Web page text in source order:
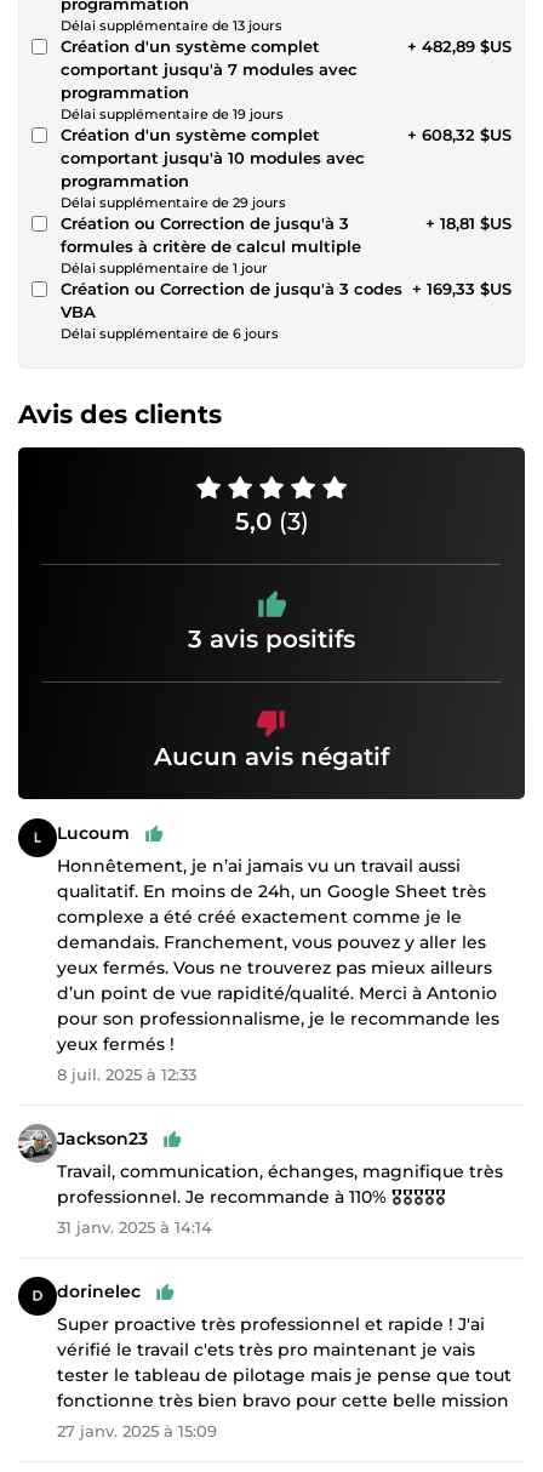
Délai supplémentaire de 13 jours
Création d'un système complet
comportant jusqu'à 7 modules avec
programmation
Délai supplémentaire de 19 jours
+ 482,89 $US
Création d'un système complet
comportant jusqu'à 10 modules avec
programmation
Délai supplémentaire de 29 jours
+ 608,32 $US
Création ou Correction de jusqu'à 3
formules à critère de calcul multiple
Délai supplémentaire de 1 jour
+ 18,81 $US
Création ou Correction de jusqu'à 3 codes
VBA
Délai supplémentaire de 6 jours
+ 169,33 $US
Avis des clients
5,0 (3)
3 avis positifs
Aucun avis négatif
Lucoum
Honnêtement, je n’ai jamais vu un travail aussi
qualitatif. En moins de 24h, un Google Sheet très
complexe a été créé exactement comme je le
demandais. Franchement, vous pouvez y aller les
yeux fermés. Vous ne trouverez pas mieux ailleurs
d’un point de vue rapidité/qualité. Merci à Antonio
pour son professionnalisme, je le recommande les
yeux fermés !
8 juil. 2025 à 12:33
Jackson23
Travail, communication, échanges, magnifique très
professionnel. Je recommande à 110% 🎖️🎖️🎖️🎖️🎖️
31 janv. 2025 à 14:14
dorinelec
Super proactive très professionnel et rapide ! J'ai
vérifié le travail c'ets très pro maintenant je vais
tester le tableau de pilotage mais je pense que tout
fonctionne très bien bravo pour cette belle mission
27 janv. 2025 à 15:09